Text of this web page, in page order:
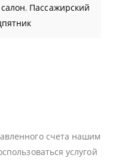
, Пассажирский
счета нашим
услугой